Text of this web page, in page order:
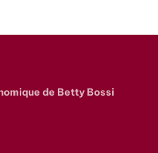
de Betty Bossi